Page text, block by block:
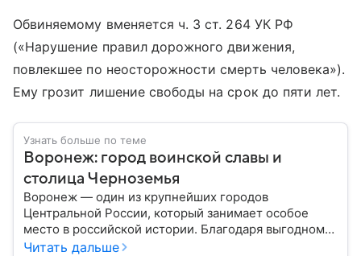
Обвиняемому вменяется ч. 3 ст. 264 УК РФ
(«Нарушение правил дорожного движения,
повлекшее по неосторожности смерть человека»).
Ему грозит лишение свободы на срок до пяти лет.
Узнать больше по теме
Воронеж: город воинской славы и
столица Черноземья
Воронеж — один из крупнейших городов
Центральной России, который занимает особое
место в российской истории. Благодаря выгодному
расположению на юге европейской части страны
Читать дальше